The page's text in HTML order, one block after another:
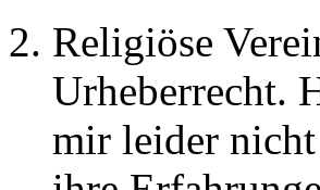
Religiöse
Urheberrecht.
mir leider